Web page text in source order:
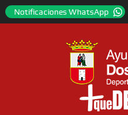
Notificaciones WhatsApp